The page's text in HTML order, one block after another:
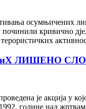
осумњичених
починили кривично
ЛИШЕНО
је акција у
године над